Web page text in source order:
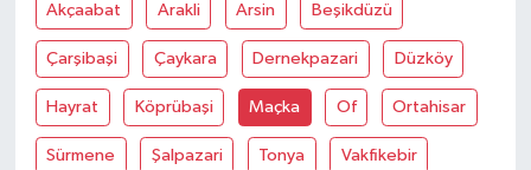
Akçaabat Arakli Arsin Beşikdüzü
Çarşibaşi Çaykara Dernekpazari Düzköy
Hayrat Köprübaşi Maçka Of Ortahisar
Sürmene Şalpazari Tonya Vakfikebir